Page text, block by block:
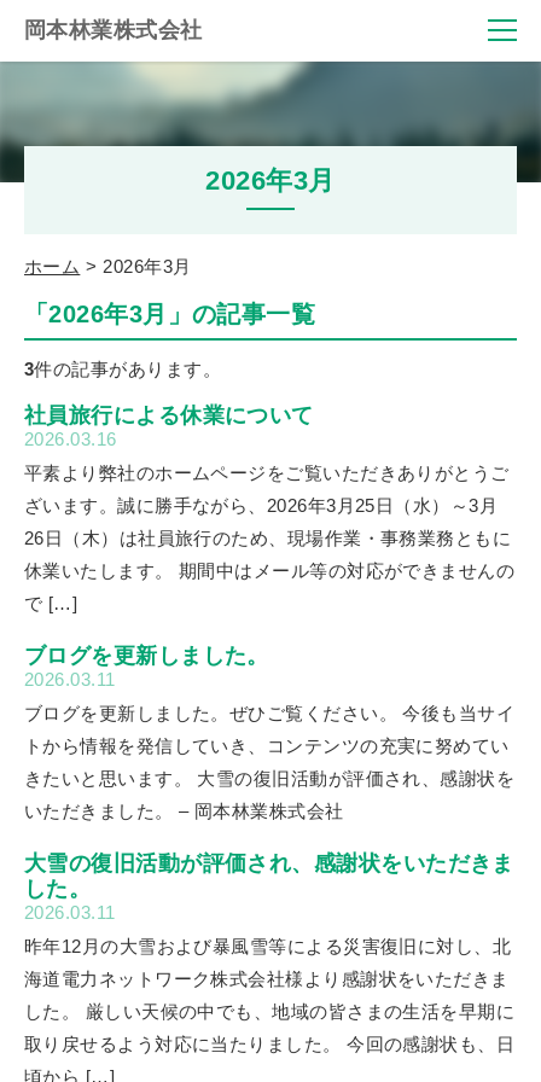
岡本林業株式会社
2026年3月
ホーム 2026年3月
「2026年3月」の記事一覧
3件の記事があります。
社員旅行による休業について
2026.03.16
平素より弊社のホームページをご覧いただきありがとうご
ざいます。誠に勝手ながら、2026年3月25日（水）～3月
26日（木）は社員旅行のため、現場作業・事務業務ともに
休業いたします。 期間中はメール等の対応ができませんの
で […]
ブログを更新しました。
2026.03.11
ブログを更新しました。ぜひご覧ください。 今後も当サイ
トから情報を発信していき、コンテンツの充実に努めてい
きたいと思います。 大雪の復旧活動が評価され、感謝状を
いただきました。 – 岡本林業株式会社
大雪の復旧活動が評価され、感謝状をいただきま
した。
2026.03.11
昨年12月の大雪および暴風雪等による災害復旧に対し、北
海道電力ネットワーク株式会社様より感謝状をいただきま
した。 厳しい天候の中でも、地域の皆さまの生活を早期に
取り戻せるよう対応に当たりました。 今回の感謝状も、日
頃から […]